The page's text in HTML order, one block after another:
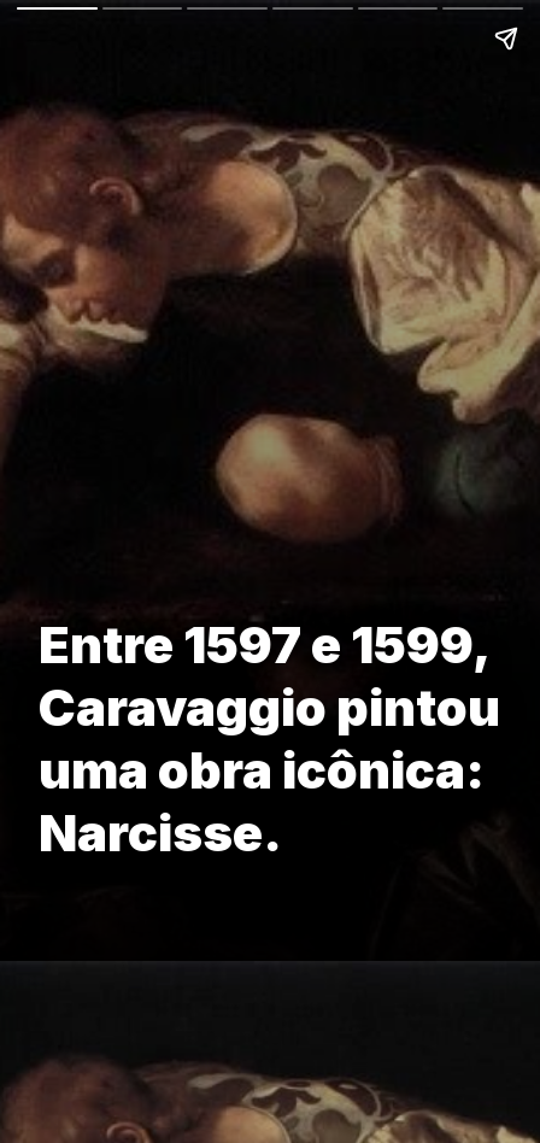
Entre 1597 e 1599,
Caravaggio pintou
uma obra icônica:
Narcisse.